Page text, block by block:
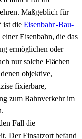
Maßgeblich für
ist die Eisenbahn-Bau-
Eisenbahn, die das
ermöglichen oder
nur solche Flächen
objektive,
fixierbare,
zum Bahnverkehr im
Fall die
Der Einsatzort befand